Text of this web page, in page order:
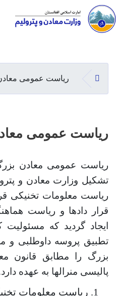
صفحه اصلیریاست عمومی
ریاست عمومی
تشکیل وزارت معادن و
ریاست معلومات تخنیکی
قرار دادها و ریاست
ایجاد گردید که مسئولیت
تطبیق پروسه داوطلبی و
بزرگ را مطابق قانون
پالیسی منرالها به عهده
ریاست معلومات